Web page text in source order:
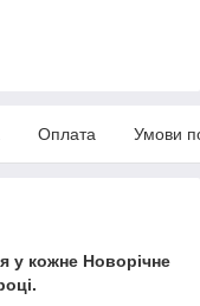
Оплата Умови
у кожне Новорічне